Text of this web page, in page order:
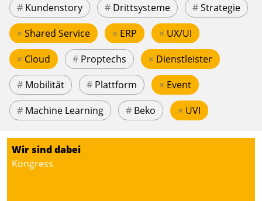
# Kundenstory # Drittsysteme #Strategie
× Shared Service × ERP × UX/UI
× Cloud # Proptechs × Dienstleister
# Mobilität # Plattform × Event
# Machine Learning # Beko × UVI
Wir sind dabei
Kongress